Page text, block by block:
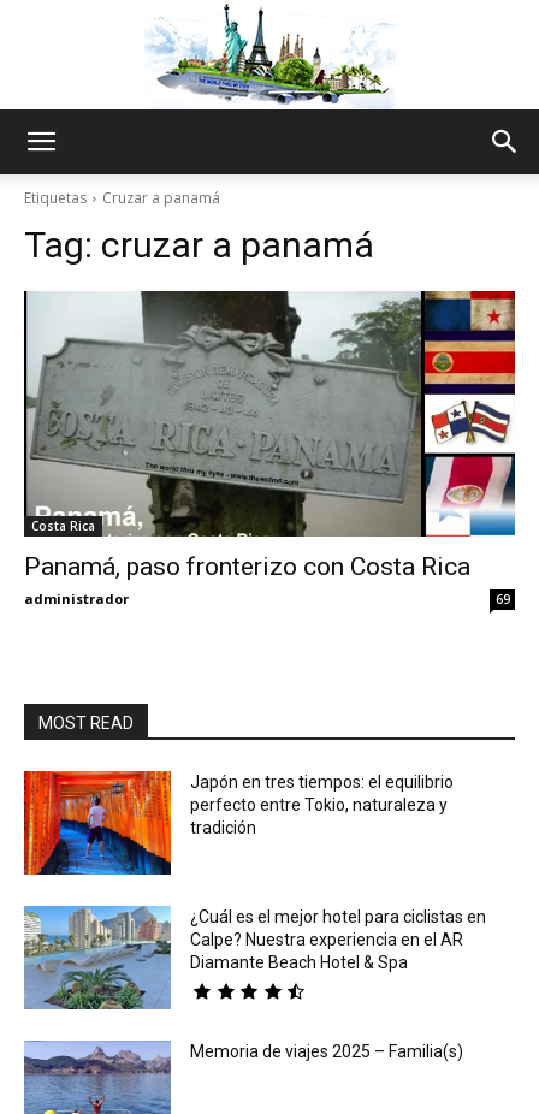
Thru
My
Etiquetas Cruzar a panamá
Tag: cruzar a panamá
Costa Rica
Panamá, paso fronterizo con Costa Rica
administrador 69
MOST READ
Japón en tres tiempos: el equilibrio
perfecto entre Tokio, naturaleza y
tradición
¿Cuál es el mejor hotel para ciclistas en
Calpe? Nuestra experiencia en el AR
Diamante Beach Hotel & Spa
Memoria de viajes 2025 – Familia(s)